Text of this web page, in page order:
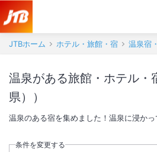
JTBホーム ホテル・旅館・宿 温泉宿
温泉がある旅館・ホテル・
県））
温泉のある宿を集めました！温泉に浸かっ
条件を変更する